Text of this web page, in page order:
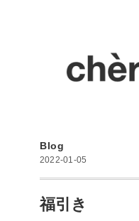
Blog
2022-01-05
福引き